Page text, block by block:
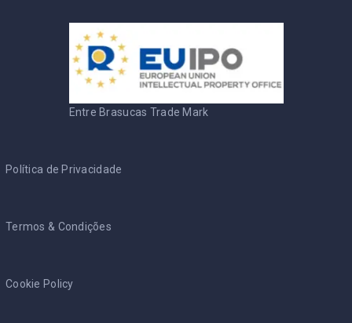
Entre Brasucas Trade Mark
Política de Privacidade
Termos & Condições
Cookie Policy